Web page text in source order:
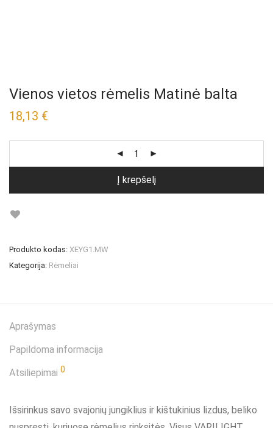
Vienos vietos rėmelis Matinė balta
18,13 €
Į krepšelį
Produkto kodas: XEYG1.MW
Kategorija: Rėmeliai
Aprašymas
Papildoma informacija
Atsiliepimai 0
Išsirinkus savo svajonių jungiklius ir kištukinius lizdus, beliko